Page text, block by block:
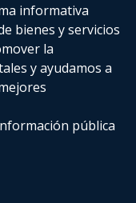
informativa
bienes y servicios
la
y ayudamos a
pública